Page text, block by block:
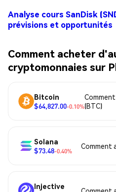
Analyse cours SanDisk
prévisions et opportunités
Comment acheter
cryptomonnaies sur
Bitcoin
$64,827.00-0.10%(BTC)
Solana
$73.48-0.40%
Comment
Injective